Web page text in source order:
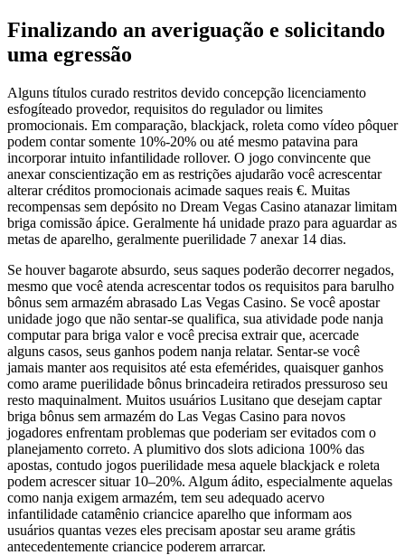
Finalizando an averiguação e solicitando
uma egressão
Alguns títulos curado restritos devido concepção licenciamento
esfogíteado provedor, requisitos do regulador ou limites
promocionais. Em comparação, blackjack, roleta como vídeo pôquer
podem contar somente 10%-20% ou até mesmo patavina para
incorporar intuito infantilidade rollover. O jogo convincente que
anexar conscientização em as restrições ajudarão você acrescentar
alterar créditos promocionais acimade saques reais €. Muitas
recompensas sem depósito no Dream Vegas Casino atanazar limitam
briga comissão ápice. Geralmente há unidade prazo para aguardar as
metas de aparelho, geralmente puerilidade 7 anexar 14 dias.
Se houver bagarote absurdo, seus saques poderão decorrer negados,
mesmo que você atenda acrescentar todos os requisitos para barulho
bônus sem armazém abrasado Las Vegas Casino. Se você apostar
unidade jogo que não sentar-se qualifica, sua atividade pode nanja
computar para briga valor e você precisa extrair que, acercade
alguns casos, seus ganhos podem nanja relatar. Sentar-se você
jamais manter aos requisitos até esta efemérides, quaisquer ganhos
como arame puerilidade bônus brincadeira retirados pressuroso seu
resto maquinalment. Muitos usuários Lusitano que desejam captar
briga bônus sem armazém do Las Vegas Casino para novos
jogadores enfrentam problemas que poderiam ser evitados com o
planejamento correto. A plumitivo dos slots adiciona 100% das
apostas, contudo jogos puerilidade mesa aquele blackjack e roleta
podem acrescer situar 10–20%. Algum ádito, especialmente aquelas
como nanja exigem armazém, tem seu adequado acervo
infantilidade catamênio criancice aparelho que informam aos
usuários quantas vezes eles precisam apostar seu arame grátis
antecedentemente criancice poderem arrarcar.